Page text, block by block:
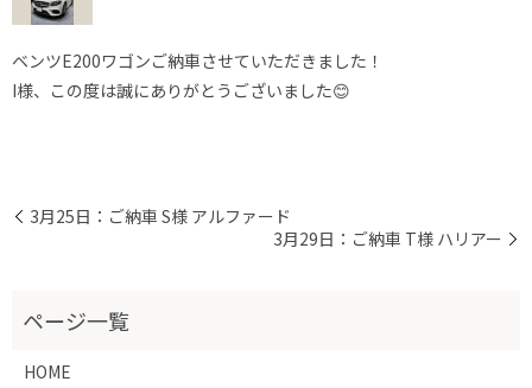
ベンツE200ワゴンご納車させていただきました！
I様、この度は誠にありがとうございました😊
3月25日：ご納車 S様 アルファード
3月29日：ご納車 T様 ハリアー
HOME